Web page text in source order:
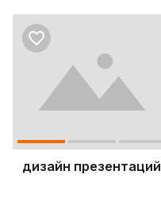
дизайн презентаций